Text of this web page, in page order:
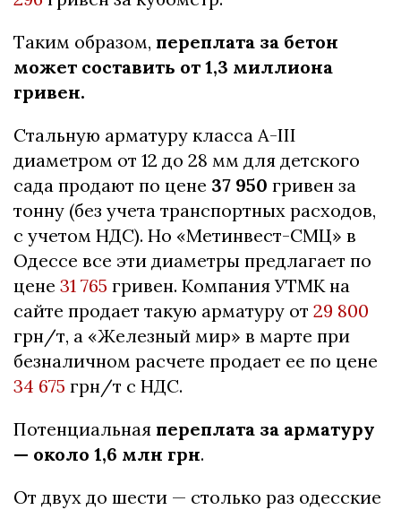
Таким образом, переплата за бетон
может составить от 1,3 миллиона
гривен.
Стальную арматуру класса А-III
диаметром от 12 до 28 мм для детского
сада продают по цене 37 950 гривен за
тонну (без учета транспортных расходов,
с учетом НДС). Но «Метинвест-СМЦ» в
Одессе все эти диаметры предлагает по
цене 31 765 гривен. Компания УТМК на
сайте продает такую арматуру от 29 800
грн/т, а «Железный мир» в марте при
безналичном расчете продает ее по цене
34 675 грн/т с НДС.
Потенциальная переплата за арматуру
— около 1,6 млн грн.
От двух до шести — столько раз одесские